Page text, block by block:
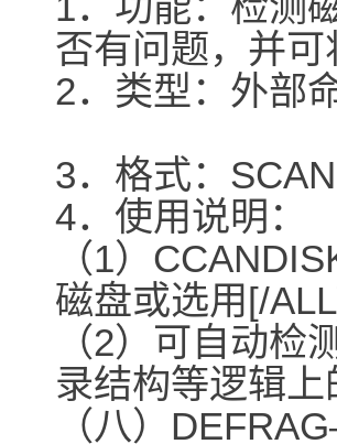
否有问题，并
2．类型：外部
3．格式：
4．使用说明：
（1）
磁盘或选用[/
（2）可自动
录结构等逻辑
（八）